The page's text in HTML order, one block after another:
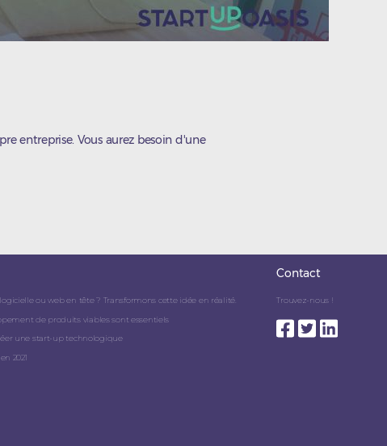
entreprise. Vous aurez besoin d'une
ou web en tête ? Transformons cette idée en réalité.
de produits viables sont essentiels
une start-up technologique
2021
Contact
Trouvez-nous !